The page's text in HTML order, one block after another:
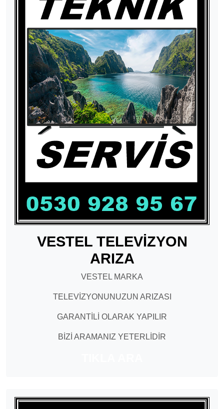
VESTEL TELEVİZYON
ARIZA
VESTEL MARKA
TELEVİZYONUNUZUN ARIZASI
GARANTİLİ OLARAK YAPILIR
BİZİ ARAMANIZ YETERLİDİR